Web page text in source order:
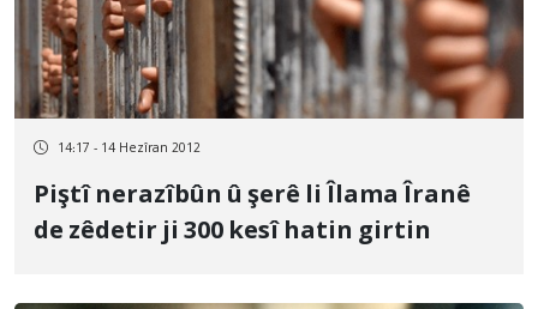
14:17 - 14 Hezîran 2012
Piştî nerazîbûn û şerê li Îlama Îranê
de zêdetir ji 300 kesî hatin girtin